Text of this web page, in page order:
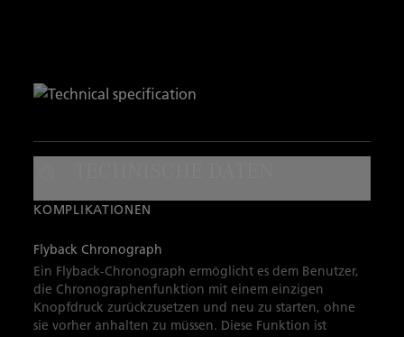
KOMPLIKATIONEN
Flyback Chronograph
Ein Flyback-Chronograph ermöglicht es dem Benutzer,
die Chronographenfunktion mit einem einzigen
Knopfdruck zurückzusetzen und neu zu starten, ohne
sie vorher anhalten zu müssen. Diese Funktion ist